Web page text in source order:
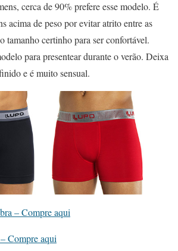
cerca de 90% prefere esse modelo. É
acima de peso por evitar atrito entre as
tamanho certinho para ser confortável.
para presentear durante o verão. Deixa
e é muito sensual.
– Compre aqui
Compre aqui